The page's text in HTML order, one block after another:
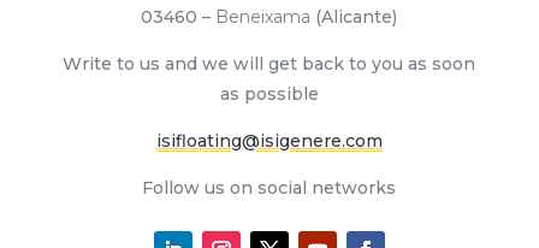
03460 – Beneixama (Alicante)
Write to us and we will get back to you as soon
as possible
isifloating@isigenere.com
Follow us on social networks